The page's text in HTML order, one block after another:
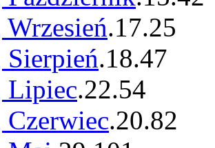
.17.25
Sierpień.18.47
Lipiec.22.54
Czerwiec.20.82